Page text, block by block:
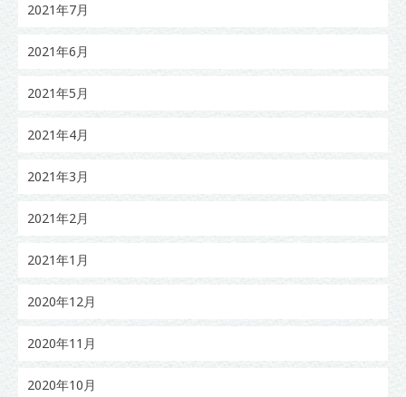
2021年7月
2021年6月
2021年5月
2021年4月
2021年3月
2021年2月
2021年1月
2020年12月
2020年11月
2020年10月